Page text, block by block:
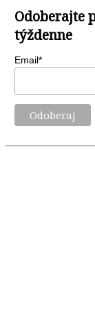
Odoberajte
týždenne
Email*